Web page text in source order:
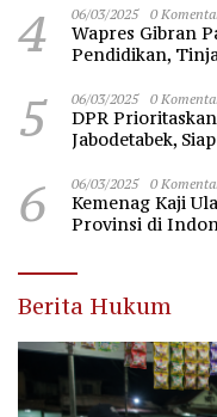
4 06/03/2025 0
Wapres Gibran
Pendidikan,
5 06/03/2025 0
DPR
Jabodetabek,
6 06/03/2025 0
Kemenag Kaji
Provinsi di
Berita Hukum